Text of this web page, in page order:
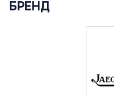
БРЕНД